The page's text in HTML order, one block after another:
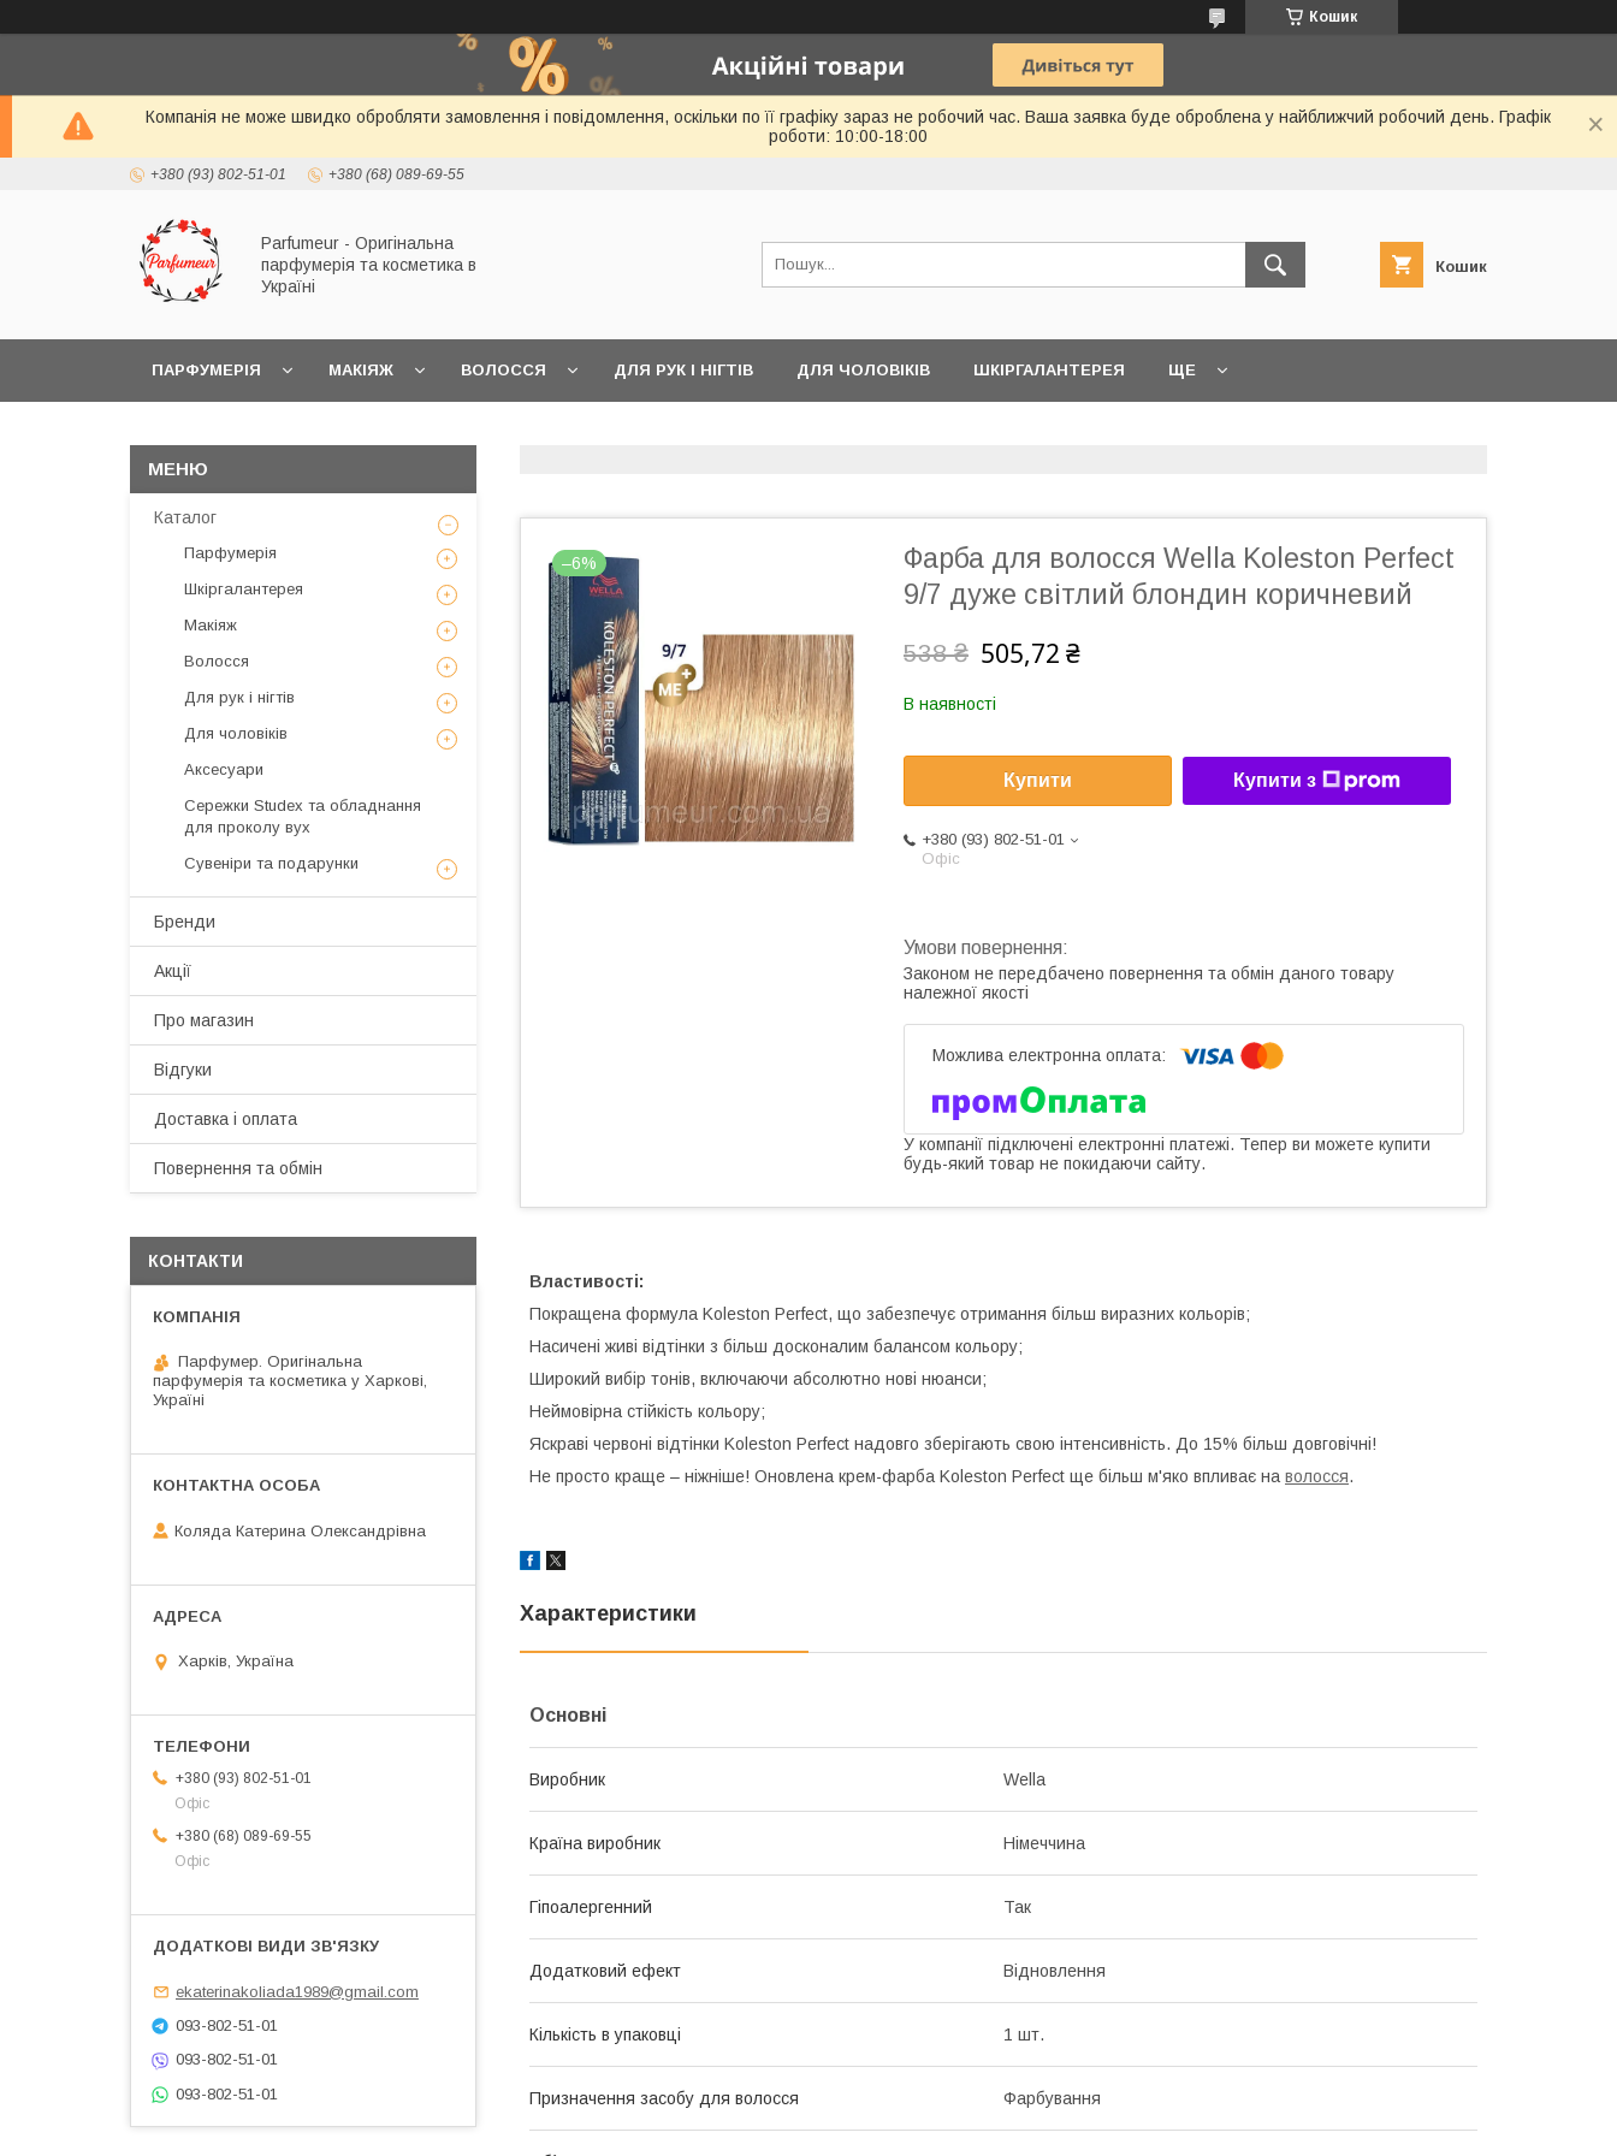
Кошик
Компанія не може швидко обробляти замовлення і повідомлення, оскільки по її графіку зараз не робочий час. Ваша заявка буде оброблена у найближчий робочий день. Графік
роботи: 10:00-18:00
+380 (93) 802-51-01 +380 (68) 089-69-55
Parfumeur - Оригінальна
парфумерія та косметика в
Україні
Кошик
ПАРФУМЕРІЯ МАКІЯЖ ВОЛОССЯ ДЛЯ РУК І НІГТІВ ДЛЯ ЧОЛОВІКІВ ШКІРГАЛАНТЕРЕЯ ЩЕ
–6%
Фарба для волосся Wella Koleston Perfect
9/7 дуже світлий блондин коричневий
538 ₴ 505,72 ₴
В наявності
Купити Купити з
+380 (93) 802-51-01
Офіс
Законом не передбачено повернення та обмін даного товару
належної якості
У компанії підключені електронні платежі. Тепер ви можете купити
будь-який товар не покидаючи сайту.
Властивості:
Покращена формула Koleston Perfect, що забезпечує отримання більш виразних кольорів;
Насичені живі відтінки з більш досконалим балансом кольору;
Широкий вибір тонів, включаючи абсолютно нові нюанси;
Неймовірна стійкість кольору;
Яскраві червоні відтінки Koleston Perfect надовго зберігають свою інтенсивність. До 15% більш довговічні!
Не просто краще – ніжніше! Оновлена крем-фарба Koleston Perfect ще більш м'яко впливає на волосся.
Характеристики
Основні
Виробник Wella
Країна виробник Німеччина
Гіпоалергенний Так
Додатковий ефект Відновлення
Кількість в упаковці 1 шт.
Призначення засобу для волосся Фарбування
Каталог
Парфумерія
Шкіргалантерея
Макіяж
Волосся
Для рук і нігтів
Для чоловіків
Аксесуари
Сережки Studex та обладнання
для проколу вух
Сувеніри та подарунки
Бренди
Акції
Про магазин
Відгуки
Доставка і оплата
Повернення та обмін
КОНТАКТИ
Парфумер. Оригінальна
парфумерія та косметика у Харкові,
Україні
Коляда Катерина Олександрівна
Харків, Україна
+380 (93) 802-51-01
Офіс
+380 (68) 089-69-55
Офіс
ekaterinakoliada1989@gmail.com
093-802-51-01
093-802-51-01
093-802-51-01